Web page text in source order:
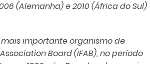
(Alemanha) e 2010 (África do Sul)
importante organismo de
Board (IFAB), no período